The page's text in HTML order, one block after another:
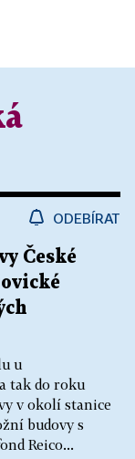
ODEBÍRAT
České
u
tak do roku
v okolí stanice
budovy s
Reico...